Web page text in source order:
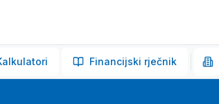
Financijski rječnik